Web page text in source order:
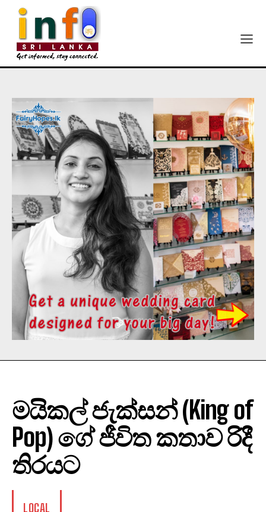
මයිකල් ජැක්සන් (King of
Pop) ගේ ජීවිත කතාව රිදී
තිරයට
LOCAL